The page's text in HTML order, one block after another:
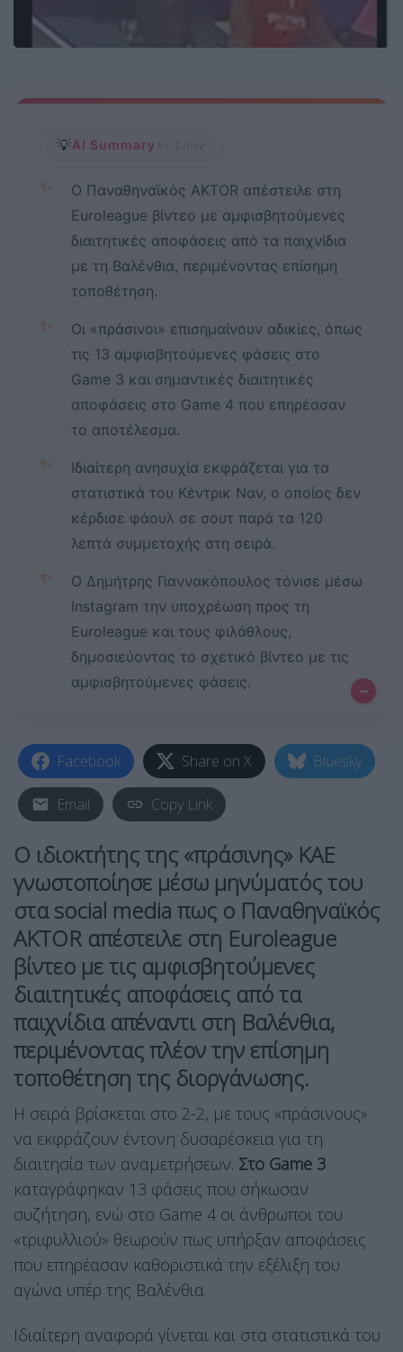
💡AI Summary by Libre
✨
Ο Παναθηναϊκός AKTOR απέστειλε στη
Euroleague βίντεο με αμφισβητούμενες
διαιτητικές αποφάσεις από τα παιχνίδια
με τη Βαλένθια, περιμένοντας επίσημη
τοποθέτηση.
✨
Οι «πράσινοι» επισημαίνουν αδικίες, όπως
τις 13 αμφισβητούμενες φάσεις στο
Game 3 και σημαντικές διαιτητικές
αποφάσεις στο Game 4 που επηρέασαν
το αποτέλεσμα.
✨
Ιδιαίτερη ανησυχία εκφράζεται για τα
στατιστικά του Κέντρικ Ναν, ο οποίος δεν
κέρδισε φάουλ σε σουτ παρά τα 120
λεπτά συμμετοχής στη σειρά.
✨
Ο Δημήτρης Γιαννακόπουλος τόνισε μέσω
Instagram την υποχρέωση προς τη
Euroleague και τους φιλάθλους,
δημοσιεύοντας το σχετικό βίντεο με τις
αμφισβητούμενες φάσεις.
–
Facebook Share on X Bluesky
Email Copy Link
Ο ιδιοκτήτης της «πράσινης» ΚΑΕ
γνωστοποίησε μέσω μηνύματός του
στα social media πως ο Παναθηναϊκός
AKTOR απέστειλε στη Euroleague
βίντεο με τις αμφισβητούμενες
διαιτητικές αποφάσεις από τα
παιχνίδια απέναντι στη Βαλένθια,
περιμένοντας πλέον την επίσημη
τοποθέτηση της διοργάνωσης.
Η σειρά βρίσκεται στο 2-2, με τους «πράσινους»
να εκφράζουν έντονη δυσαρέσκεια για τη
διαιτησία των αναμετρήσεων. Στο Game 3
καταγράφηκαν 13 φάσεις που σήκωσαν
συζήτηση, ενώ στο Game 4 οι άνθρωποι του
«τριφυλλιού» θεωρούν πως υπήρξαν αποφάσεις
που επηρέασαν καθοριστικά την εξέλιξη του
αγώνα υπέρ της Βαλένθια.
Ιδιαίτερη αναφορά γίνεται και στα στατιστικά του